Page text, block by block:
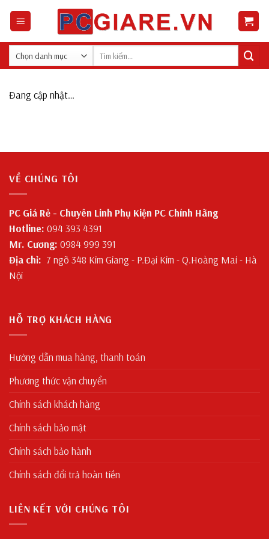
Đang cập nhật…
VỀ CHÚNG TÔI
PC Giá Rẻ - Chuyên Linh Phụ Kiện PC Chính Hãng
Hotline: 094 393 4391
Mr. Cương: 0984 999 391
Địa chỉ: 7 ngõ 348 Kim Giang - P.Đại Kim - Q.Hoàng Mai - Hà
Nội
HỖ TRỢ KHÁCH HÀNG
Hướng dẫn mua hàng, thanh toán
Phương thức vận chuyển
Chính sách khách hàng
Chính sách bảo mật
Chính sách bảo hành
Chính sách đổi trả hoàn tiền
LIÊN KẾT VỚI CHÚNG TÔI